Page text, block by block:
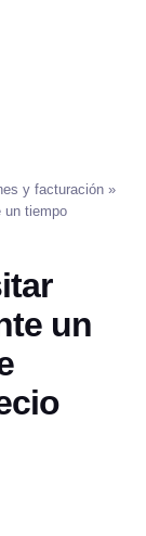
y facturación »
un tiempo
un